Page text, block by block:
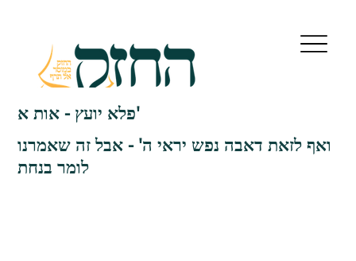
פלא יועץ - אות א'
ואף לזאת דאבה נפש יראי ה' - אבל זה שאמרנו
לומר בנחת